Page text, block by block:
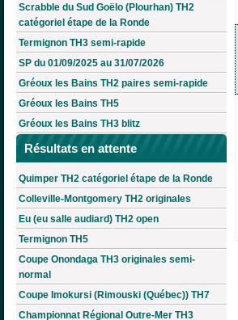
Scrabble du Sud Goëlo (Plourhan) TH2
catégoriel étape de la Ronde
Termignon TH3 semi-rapide
SP du 01/09/2025 au 31/07/2026
Gréoux les Bains TH2 paires semi-rapide
Gréoux les Bains TH5
Gréoux les Bains TH3 blitz
Résultats en attente
Quimper TH2 catégoriel étape de la Ronde
Colleville-Montgomery TH2 originales
Eu (eu salle audiard) TH2 open
Termignon TH5
Coupe Onondaga TH3 originales semi-
normal
Coupe Imokursi (Rimouski (Québec)) TH7
Championnat Régional Outre-Mer TH3